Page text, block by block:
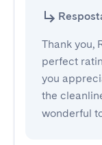
Thank you,
perfect
you
the
wonderful